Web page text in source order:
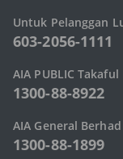
Untuk Pelanggan
603-2056-1111
AIA PUBLIC Takaful
1300-88-8922
AIA General Berhad
1300-88-1899